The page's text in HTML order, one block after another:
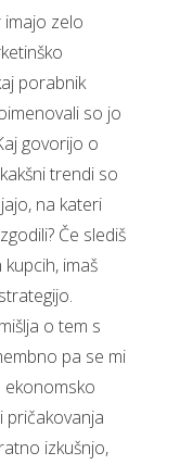
imajo zelo
porabnik
so jo
govorijo o
trendi so
na kateri
Če slediš
imaš
o tem s
pa se mi
ekonomsko
pričakovanja
izkušnjo,